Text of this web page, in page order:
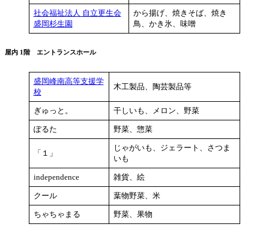
社会福祉法人 自立更生会
盛岡杉生園
から揚げ、焼きそば、焼き
鳥、かき氷、味噌
屋内 1階 エントランスホール
盛岡峰南高等支援学
校
木工製品、陶芸製品等
ぎゅっと。 干しいも、メロン、野菜
ぽるた 野菜、惣菜
「１」
じゃがいも、ジェラート、さつま
いも
independence 雑貨、絵
クール 葉物野菜、米
ちゃちゃまる 野菜、果物